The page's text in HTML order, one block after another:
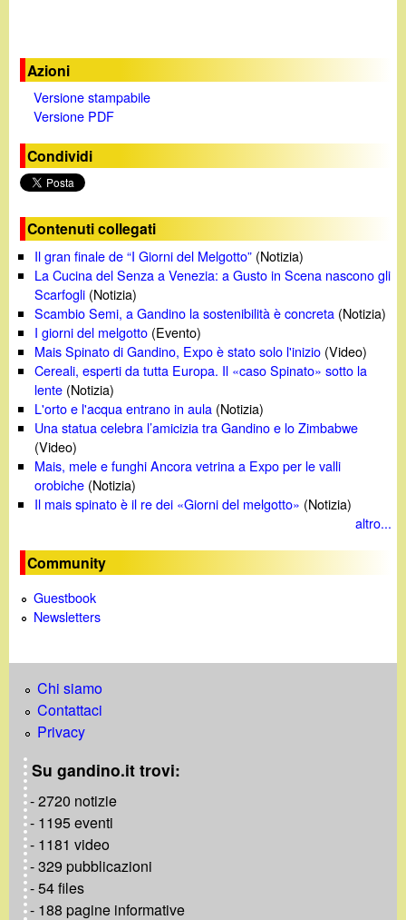
Azioni
Versione stampabile
Versione PDF
Condividi
Contenuti collegati
Il gran finale de “I Giorni del Melgotto” (Notizia)
La Cucina del Senza a Venezia: a Gusto in Scena nascono gli
Scarfogli (Notizia)
Scambio Semi, a Gandino la sostenibilità è concreta (Notizia)
I giorni del melgotto (Evento)
Mais Spinato di Gandino, Expo è stato solo l'inizio (Video)
Cereali, esperti da tutta Europa. Il «caso Spinato» sotto la
lente (Notizia)
L'orto e l'acqua entrano in aula (Notizia)
Una statua celebra l’amicizia tra Gandino e lo Zimbabwe
(Video)
Mais, mele e funghi Ancora vetrina a Expo per le valli
orobiche (Notizia)
Il mais spinato è il re dei «Giorni del melgotto» (Notizia)
altro...
Community
Guestbook
Newsletters
Chi siamo
Contattaci
Privacy
Su gandino.it trovi:
- 2720 notizie
- 1195 eventi
- 1181 video
- 329 pubblicazioni
- 54 files
- 188 pagine informative